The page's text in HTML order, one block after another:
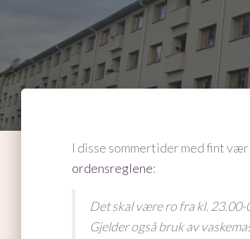
I disse sommertider med fint
ordensreglene:
Det skal være ro fra kl. 23.00-
Gjelder også bruk av